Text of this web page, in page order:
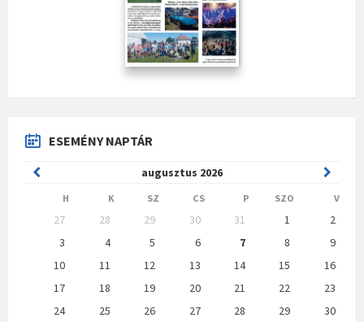
ESEMÉNY NAPTÁR
augusztus 2026
Previous
Month
Month
H K SZ CS P SZO V
calendar
27 28 29 30 31 1
2
3
4 5 6 7 8
9
10
11 12 13 14 15
16
17
18 19 20 21 22
23
24
25 26 27 28 29
30